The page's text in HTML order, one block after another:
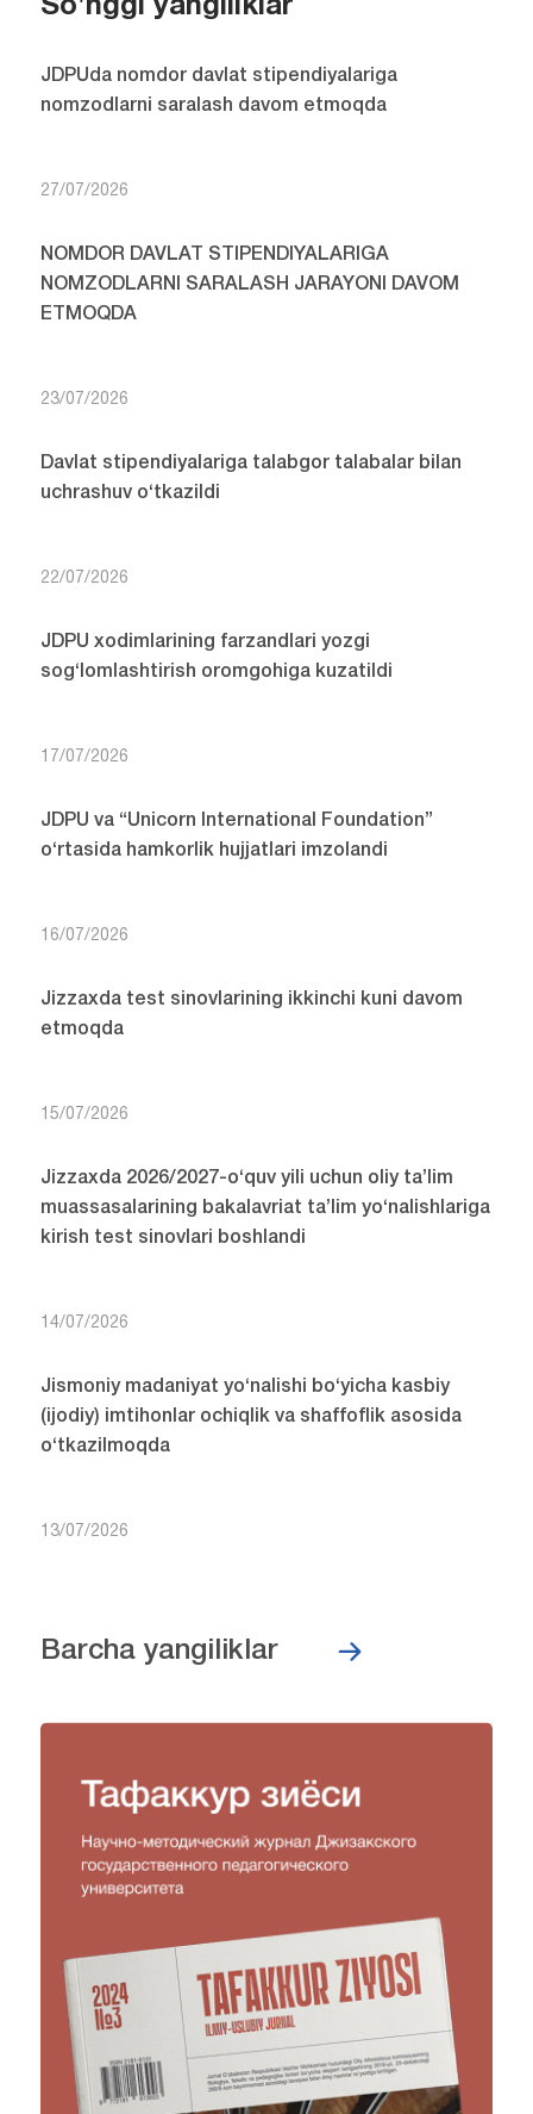
So'nggi yangiliklar
JDPUda nomdor davlat stipendiyalariga
nomzodlarni saralash davom etmoqda
27/07/2026
NOMDOR DAVLAT STIPENDIYALARIGA
NOMZODLARNI SARALASH JARAYONI DAVOM
ETMOQDA
23/07/2026
Davlat stipendiyalariga talabgor talabalar bilan
uchrashuv o‘tkazildi
22/07/2026
JDPU xodimlarining farzandlari yozgi
sog‘lomlashtirish oromgohiga kuzatildi
17/07/2026
JDPU va “Unicorn International Foundation”
o‘rtasida hamkorlik hujjatlari imzolandi
16/07/2026
Jizzaxda test sinovlarining ikkinchi kuni davom
etmoqda
15/07/2026
Jizzaxda 2026/2027-o‘quv yili uchun oliy ta’lim
muassasalarining bakalavriat ta’lim yo‘nalishlariga
kirish test sinovlari boshlandi
14/07/2026
Jismoniy madaniyat yo‘nalishi bo‘yicha kasbiy
(ijodiy) imtihonlar ochiqlik va shaffoflik asosida
o‘tkazilmoqda
13/07/2026
Barcha yangiliklar